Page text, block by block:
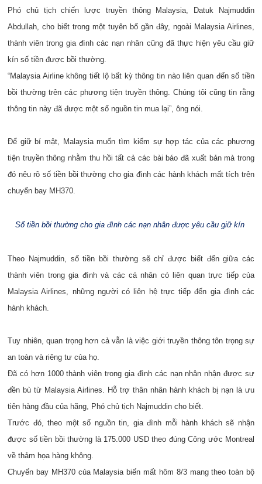
Phó chủ tịch chiến lược truyền thông Malaysia, Datuk Najmuddin
Abdullah, cho biết trong một tuyên bố gần đây, ngoài Malaysia Airlines,
thành viên trong gia đình các nạn nhân cũng đã thực hiện yêu cầu giữ
kín số tiền được bồi thường.
“Malaysia Airline không tiết lộ bất kỳ thông tin nào liên quan đến số tiền
bồi thường trên các phương tiện truyền thông. Chúng tôi cũng tin rằng
thông tin này đã được một số nguồn tin mua lại”, ông nói.
Để giữ bí mật, Malaysia muốn tìm kiếm sự hợp tác của các phương
tiện truyền thông nhằm thu hồi tất cả các bài báo đã xuất bản mà trong
đó nêu rõ số tiền bồi thường cho gia đình các hành khách mất tích trên
chuyến bay MH370.
Số tiền bồi thường cho gia đình các nạn nhân được yêu cầu giữ kín
Theo Najmuddin, số tiền bồi thường sẽ chỉ được biết đến giữa các
thành viên trong gia đình và các cá nhân có liên quan trực tiếp của
Malaysia Airlines, những người có liên hệ trực tiếp đến gia đình các
hành khách.
Tuy nhiên, quan trọng hơn cả vẫn là việc giới truyền thông tôn trọng sự
an toàn và riêng tư của họ.
Đã có hơn 1000 thành viên trong gia đình các nạn nhân nhận được sự
đền bù từ Malaysia Airlines. Hỗ trợ thân nhân hành khách bị nạn là ưu
tiên hàng đầu của hãng, Phó chủ tịch Najmuddin cho biết.
Trước đó, theo một số nguồn tin, gia đình mỗi hành khách sẽ nhận
được số tiền bồi thường là 175.000 USD theo đúng Công ước Montreal
về thảm họa hàng không.
Chuyến bay MH370 của Malaysia biến mất hôm 8/3 mang theo toàn bộ